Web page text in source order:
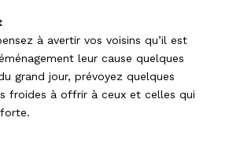
à avertir vos voisins qu’il est
leur cause quelques
grand jour, prévoyez quelques
froides à offrir à ceux et celles qui